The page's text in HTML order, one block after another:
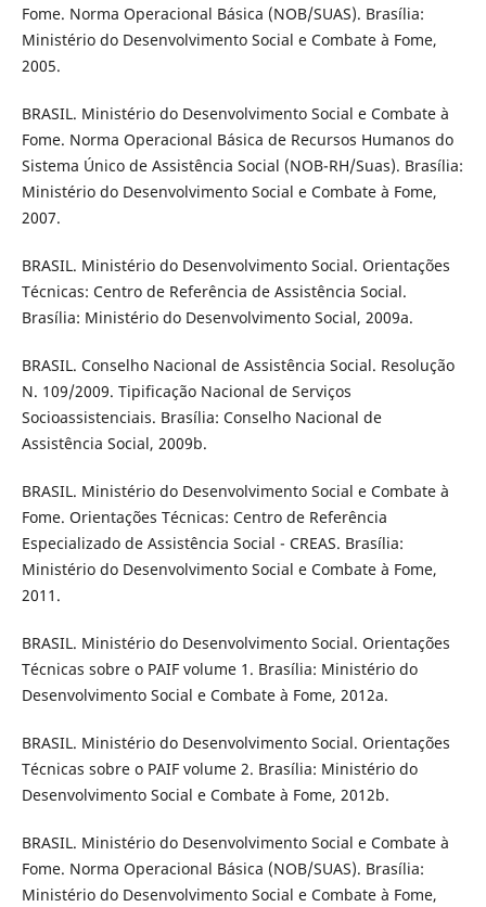
Fome. Norma Operacional Básica (NOB/SUAS). Brasília:
Ministério do Desenvolvimento Social e Combate à Fome,
2005.
BRASIL. Ministério do Desenvolvimento Social e Combate à
Fome. Norma Operacional Básica de Recursos Humanos do
Sistema Único de Assistência Social (NOB-RH/Suas). Brasília:
Ministério do Desenvolvimento Social e Combate à Fome,
2007.
BRASIL. Ministério do Desenvolvimento Social. Orientações
Técnicas: Centro de Referência de Assistência Social.
Brasília: Ministério do Desenvolvimento Social, 2009a.
BRASIL. Conselho Nacional de Assistência Social. Resolução
N. 109/2009. Tipificação Nacional de Serviços
Socioassistenciais. Brasília: Conselho Nacional de
Assistência Social, 2009b.
BRASIL. Ministério do Desenvolvimento Social e Combate à
Fome. Orientações Técnicas: Centro de Referência
Especializado de Assistência Social - CREAS. Brasília:
Ministério do Desenvolvimento Social e Combate à Fome,
2011.
BRASIL. Ministério do Desenvolvimento Social. Orientações
Técnicas sobre o PAIF volume 1. Brasília: Ministério do
Desenvolvimento Social e Combate à Fome, 2012a.
BRASIL. Ministério do Desenvolvimento Social. Orientações
Técnicas sobre o PAIF volume 2. Brasília: Ministério do
Desenvolvimento Social e Combate à Fome, 2012b.
BRASIL. Ministério do Desenvolvimento Social e Combate à
Fome. Norma Operacional Básica (NOB/SUAS). Brasília:
Ministério do Desenvolvimento Social e Combate à Fome,